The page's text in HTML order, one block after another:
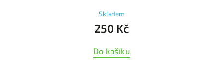
Skladem
250 Kč
Do košíku